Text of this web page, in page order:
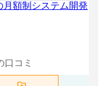
月額制システム開発
口コミ